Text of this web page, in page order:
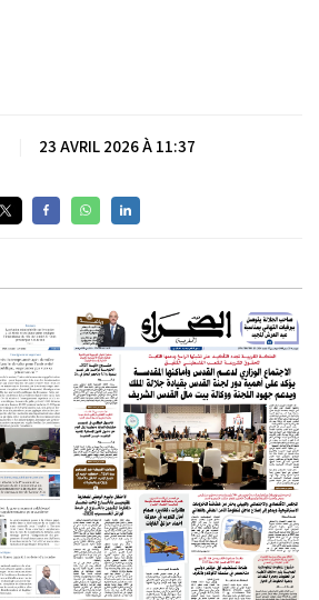
23 AVRIL 2026 À 11:37